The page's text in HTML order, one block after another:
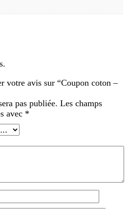
votre avis sur “Coupon coton –
pas publiée. Les champs
avec *